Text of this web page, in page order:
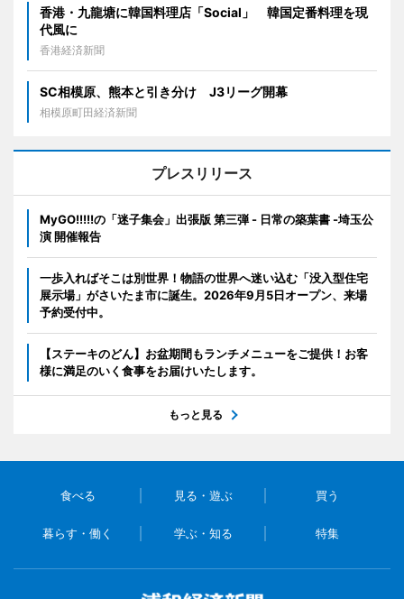
香港・九龍塘に韓国料理店「Social」 韓国定番料理を現
代風に
香港経済新聞
SC相模原、熊本と引き分け J3リーグ開幕
相模原町田経済新聞
プレスリリース
MyGO!!!!!の「迷子集会」出張版 第三弾 - 日常の築葉書 -埼玉公
演 開催報告
一歩入ればそこは別世界！物語の世界へ迷い込む「没入型住宅
展示場」がさいたま市に誕生。2026年9月5日オープン、来場
予約受付中。
【ステーキのどん】お盆期間もランチメニューをご提供！お客
様に満足のいく食事をお届けいたします。
もっと見る
食べる 見る・遊ぶ 買う
暮らす・働く 学ぶ・知る 特集